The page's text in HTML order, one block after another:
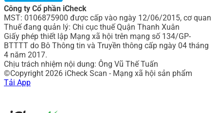
Công ty Cổ phần iCheck
MST: 0106875900 được cấp vào ngày 12/06/2015, cơ quan
Thuế đang quản lý: Chi cục thuế Quận Thanh Xuân
Giấy phép thiết lập Mạng xã hội trên mạng số 134/GP-
BTTTT do Bô Thông tin và Truyền thông cấp ngày 04 tháng
4 năm 2017.
Chịu trách nhiệm nội dung: Ông Vũ Thế Tuấn
©Copyright 2026 iCheck Scan - Mạng xã hội sản phẩm
Tải App